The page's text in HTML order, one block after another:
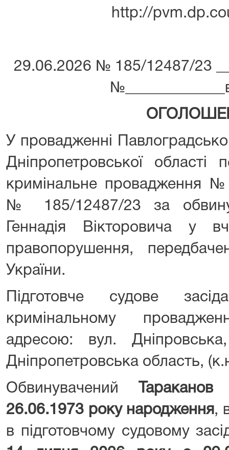
http://
29.06.2026 № 185/12487/23
У провадженні
Дніпропетровської області
кримінальне провадження
№ 185/12487/23 за
Геннадія Вікторовича у
правопорушення,
України.
Підготовче судове
кримінальному
адресою: вул.
Дніпропетровська область,
Обвинувачений
26.06.1973 року народження ,
в підготовчому судовому